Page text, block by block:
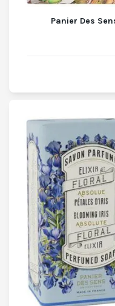
Panier Des